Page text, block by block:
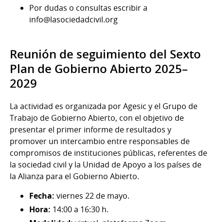
Por dudas o consultas escribir a
info@lasociedadcivil.org
Reunión de seguimiento del Sexto
Plan de Gobierno Abierto 2025–
2029
La actividad es organizada por Agesic y el Grupo de
Trabajo de Gobierno Abierto, con el objetivo de
presentar el primer informe de resultados y
promover un intercambio entre responsables de
compromisos de instituciones públicas, referentes de
la sociedad civil y la Unidad de Apoyo a los países de
la Alianza para el Gobierno Abierto.
Fecha: viernes 22 de mayo.
Hora: 14:00 a 16:30 h.